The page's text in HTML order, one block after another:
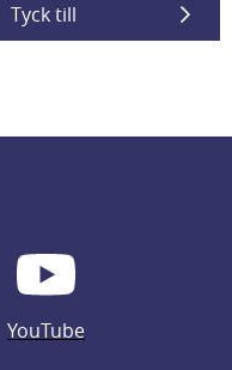
Tyck till
YouTube